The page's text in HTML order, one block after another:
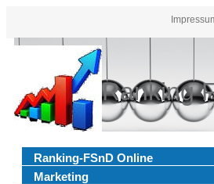
Ranking
Ranking-FSnD Online
Marketing